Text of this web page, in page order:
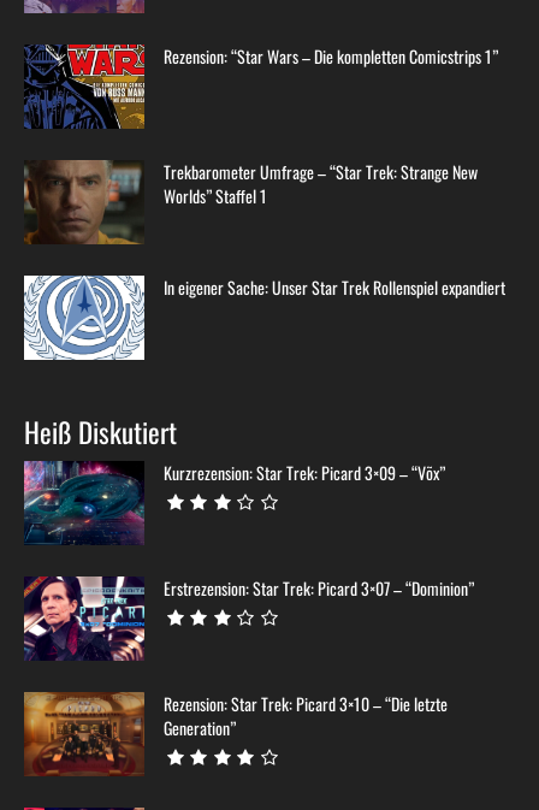
Rezension: “Star Wars – Die kompletten Comicstrips 1”
Trekbarometer Umfrage – “Star Trek: Strange New
Worlds” Staffel 1
In eigener Sache: Unser Star Trek Rollenspiel expandiert
Heiß Diskutiert
Kurzrezension: Star Trek: Picard 3×09 – “Võx”
Erstrezension: Star Trek: Picard 3×07 – “Dominion”
Rezension: Star Trek: Picard 3×10 – “Die letzte
Generation”